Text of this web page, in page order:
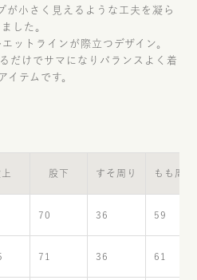
が小さく見えるような工夫を凝ら
ました。
ットラインが際立つデザイン。
だけでサマになりバランスよく着
イテムです。
股下 すそ周り もも周り
70 36 59
71 36 61